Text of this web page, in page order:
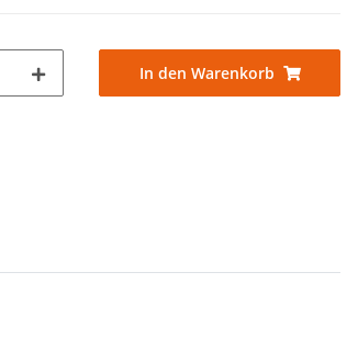
In den Warenkorb